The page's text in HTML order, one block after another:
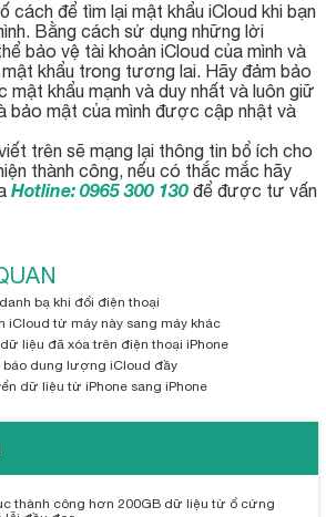
cách để tìm lại mật khẩu iCloud khi bạn
Bằng cách sử dụng những lời
bảo vệ tài khoản iCloud của mình và
khẩu trong tương lai. Hãy đảm bảo
mật khẩu mạnh và duy nhất và luôn giữ
bảo mật của mình được cập nhật và
trên sẽ mạng lại thông tin bổ ích cho
thành công, nếu có thắc mắc hãy
Hotline: 0965 300 130để được tư vấn
bạ khi đổi điện thoại
iCloud từ máy này sang máy khác
liệu đã xóa trên điện thoại iPhone
báo dung lượng iCloud đầy
dữ liệu từ iPhone sang iPhone
thành công hơn 200GB dữ liệu từ ổ cứng